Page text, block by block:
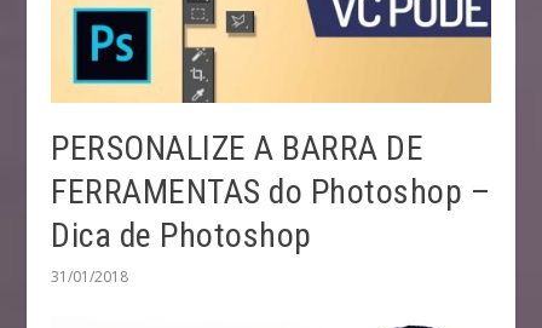
PERSONALIZE A BARRA DE
FERRAMENTAS do Photoshop –
Dica de Photoshop
31/01/2018